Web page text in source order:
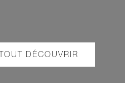
TOUT DÉCOUVRIR